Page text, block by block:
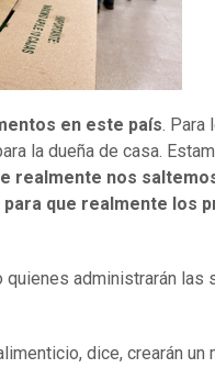
en este país. Para
la dueña de casa.
realmente nos
que realmente los
administrarán las
dice, crearán un